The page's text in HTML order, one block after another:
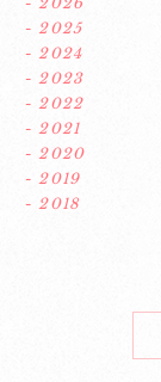
- 2025
- 2024
- 2023
- 2022
- 2021
- 2020
- 2019
- 2018